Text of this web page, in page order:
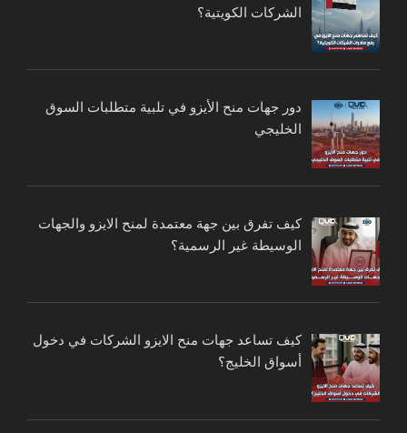
الشركات الكويتية؟
دور جهات منح الأيزو في تلبية متطلبات السوق
الخليجي
كيف تفرق بين جهة معتمدة لمنح الايزو والجهات
الوسيطة غير الرسمية؟
كيف تساعد جهات منح الايزو الشركات في دخول
أسواق الخليج؟